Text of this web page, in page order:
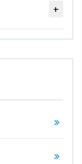
+